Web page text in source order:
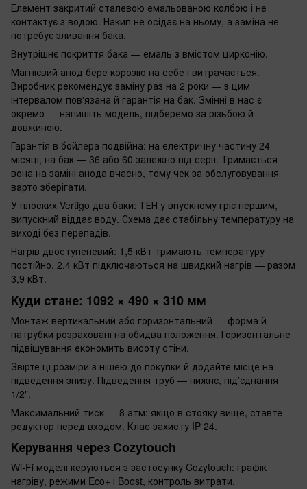
Елемент закритий сталевою емальованою колбою і не
контактує з водою. Накип не осідає на ньому, а заміна не
потребує зливання бака.
Внутрішнє покриття бака — емаль з вмістом цирконію.
Магнієвий анод бере корозію на себе і витрачається.
Виробник рекомендує заміну раз на 2 роки — з цим
інтервалом пов'язана й гарантія на бак. Змінні в нас є
окремо — напишіть модель, підберемо за різьбою й
довжиною.
Гарантія в бойлера подвійна: на електричну частину 24
місяці, на бак — 36 або 60 залежно від серії. Тримається
вона на заміні анода вчасно, тому чек за обслуговування
варто зберігати.
У плоских Vertigo два баки: ТЕН у впускному гріє першим,
випускний віддає воду. Схема дає стабільну температуру на
виході без перепадів.
Нагрів двоступеневий: 1,5 кВт тримають температуру
постійно, 2,4 кВт підключаються на швидкий нагрів — разом
3,9 кВт.
Куди стане: 1092 × 490 × 310 мм
Монтаж вертикальний або горизонтальний — форма й
патрубки розраховані на обидва положення. Горизонтальне
підвішування економить висоту стіни.
Звірте ці розміри з нішею до покупки й додайте місце на
підведення знизу. Підведення труб — нижнє, підʼєднання
1/2".
Максимальний тиск — 8 атм: якщо в стояку вище, ставте
редуктор перед входом. Клас захисту IP 24.
Керування через Cozytouch
Wi-Fi моделі керуються з застосунку Cozytouch: графік
нагріву, режими Eco+ і Boost, контроль витрати.